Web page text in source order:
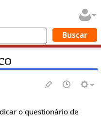
o questionário de